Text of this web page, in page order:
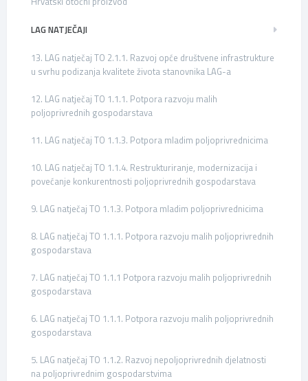
LAG NATJEČAJI
13. LAG natječaj TO 2.1.1. Razvoj opće društvene infrastrukture
u svrhu podizanja kvalitete života stanovnika LAG-a
12. LAG natječaj TO 1.1.1. Potpora razvoju malih
poljoprivrednih gospodarstava
11. LAG natječaj TO 1.1.3. Potpora mladim poljoprivrednicima
10. LAG natječaj TO 1.1.4. Restrukturiranje, modernizacija i
povećanje konkurentnosti poljoprivrednih gospodarstava
9. LAG natječaj TO 1.1.3. Potpora mladim poljoprivrednicima
8. LAG natječaj TO 1.1.1. Potpora razvoju malih poljoprivrednih
gospodarstava
7. LAG natječaj TO 1.1.1 Potpora razvoju malih poljoprivrednih
gospodarstava
6. LAG natječaj TO 1.1.1. Potpora razvoju malih poljoprivrednih
gospodarstava
5. LAG natječaj TO 1.1.2. Razvoj nepoljoprivrednih djelatnosti
na poljoprivrednim gospodarstvima